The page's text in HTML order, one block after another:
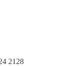
2128